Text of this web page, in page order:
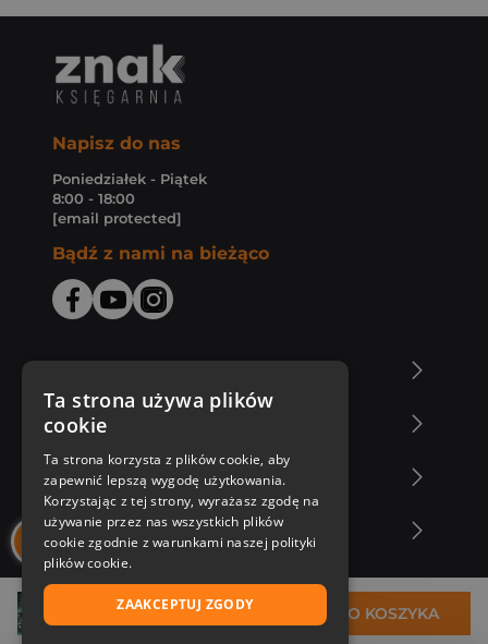
29,99 zł DO KOSZYKA
Napisz do nas
Poniedziałek - Piątek
8:00 - 18:00
[email protected]
Bądź z nami na bieżąco
Zakupy u nas
Nasza oferta
Nasi autorzy
Ta strona używa plików
cookie
Ta strona korzysta z plików cookie, aby
zapewnić lepszą wygodę użytkowania.
Korzystając z tej strony, wyrażasz zgodę na
używanie przez nas wszystkich plików
cookie zgodnie z warunkami naszej polityki
plików cookie.
ZAAKCEPTUJ ZGODY